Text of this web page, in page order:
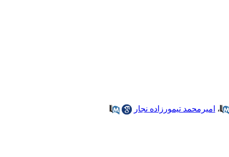
، امیرمحمد تیمورزاده نجار